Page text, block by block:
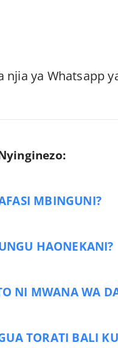
ya Whatsapp
MBINGUNI?
HAONEKANI?
NI MWANA WA
TORATI BALI